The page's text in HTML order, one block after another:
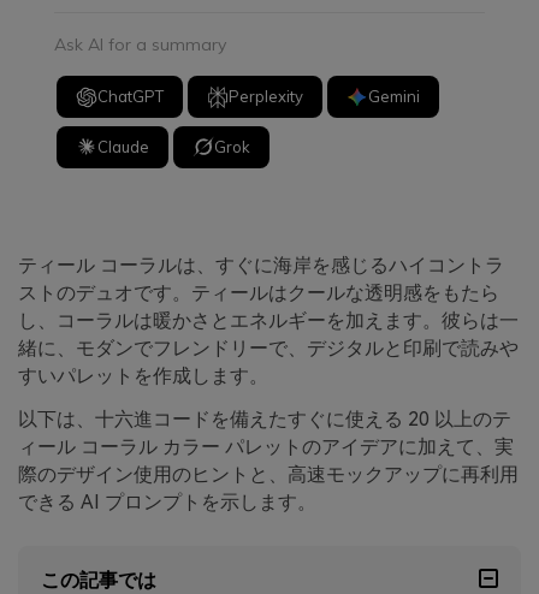
Ask AI for a summary
ChatGPT Perplexity Gemini
Claude Grok
ティール コーラルは、すぐに海岸を感じるハイコントラ
ストのデュオです。ティールはクールな透明感をもたら
し、コーラルは暖かさとエネルギーを加えます。彼らは一
緒に、モダンでフレンドリーで、デジタルと印刷で読みや
すいパレットを作成します。
以下は、十六進コードを備えたすぐに使える 20 以上のテ
ィール コーラル カラー パレットのアイデアに加えて、実
際のデザイン使用のヒントと、高速モックアップに再利用
できる AI プロンプトを示します。
この記事では